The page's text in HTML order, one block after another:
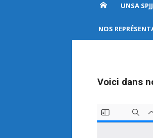
UNSA SPJJ
NOS
Voici dans